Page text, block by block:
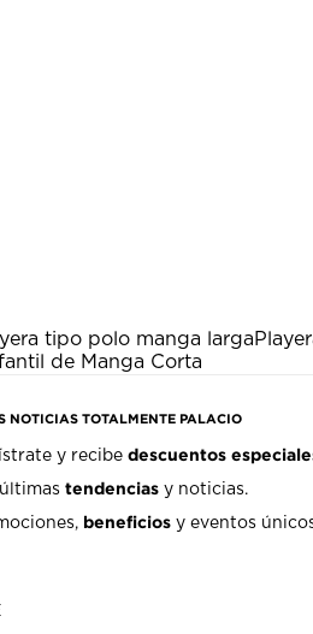
tipo polo manga larga
de Manga Corta
NOTICIAS TOTALMENTE PALACIO
y recibedescuentos
últimastendencias y noticias.
beneficios y eventos